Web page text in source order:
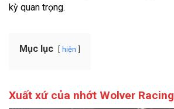
kỳ quan trọng.
Mục lục hiện
Xuất xứ của nhớt Wolver Racing